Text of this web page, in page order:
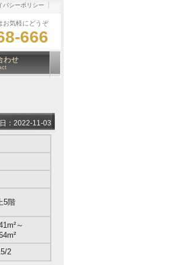
お気軽にどうぞ
666
バシーポリシー
わせ
：2022-11-03
5階
～
2